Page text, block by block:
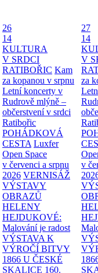
26
14
KULTURA
V SRDCI
RATIBOŘIC Kam
za kopanou v srpnu
Letní koncerty v
Rudrově mlýně –
občerstvení v srdci
Ratibořic
POHÁDKOVÁ
CESTA Luxfer
Open Space
v červenci a srpnu
2026 VERNISÁŽ
VÝSTAVY
OBRAZŮ
HELENY
HEJDUKOVÉ:
Malování je radost
VÝSTAVA K
VÝROČÍ BITVY
1866 U ČESKÉ
SKALICE 160.
27
14
V
za
v